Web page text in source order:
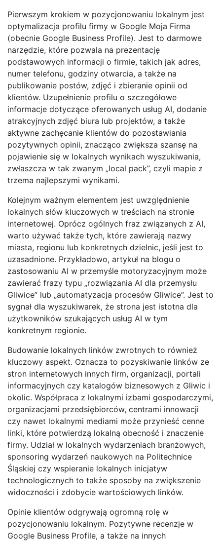
Pierwszym krokiem w pozycjonowaniu lokalnym jest
optymalizacja profilu firmy w Google Moja Firma
(obecnie Google Business Profile). Jest to darmowe
narzędzie, które pozwala na prezentację
podstawowych informacji o firmie, takich jak adres,
numer telefonu, godziny otwarcia, a także na
publikowanie postów, zdjęć i zbieranie opinii od
klientów. Uzupełnienie profilu o szczegółowe
informacje dotyczące oferowanych usług AI, dodanie
atrakcyjnych zdjęć biura lub projektów, a także
aktywne zachęcanie klientów do pozostawiania
pozytywnych opinii, znacząco zwiększa szansę na
pojawienie się w lokalnych wynikach wyszukiwania,
zwłaszcza w tak zwanym „local pack”, czyli mapie z
trzema najlepszymi wynikami.
Kolejnym ważnym elementem jest uwzględnienie
lokalnych słów kluczowych w treściach na stronie
internetowej. Oprócz ogólnych fraz związanych z AI,
warto używać także tych, które zawierają nazwy
miasta, regionu lub konkretnych dzielnic, jeśli jest to
uzasadnione. Przykładowo, artykuł na blogu o
zastosowaniu AI w przemyśle motoryzacyjnym może
zawierać frazy typu „rozwiązania AI dla przemysłu
Gliwice” lub „automatyzacja procesów Gliwice”. Jest to
sygnał dla wyszukiwarek, że strona jest istotna dla
użytkowników szukających usług AI w tym
konkretnym regionie.
Budowanie lokalnych linków zwrotnych to również
kluczowy aspekt. Oznacza to pozyskiwanie linków ze
stron internetowych innych firm, organizacji, portali
informacyjnych czy katalogów biznesowych z Gliwic i
okolic. Współpraca z lokalnymi izbami gospodarczymi,
organizacjami przedsiębiorców, centrami innowacji
czy nawet lokalnymi mediami może przynieść cenne
linki, które potwierdzą lokalną obecność i znaczenie
firmy. Udział w lokalnych wydarzeniach branżowych,
sponsoring wydarzeń naukowych na Politechnice
Śląskiej czy wspieranie lokalnych inicjatyw
technologicznych to także sposoby na zwiększenie
widoczności i zdobycie wartościowych linków.
Opinie klientów odgrywają ogromną rolę w
pozycjonowaniu lokalnym. Pozytywne recenzje w
Google Business Profile, a także na innych